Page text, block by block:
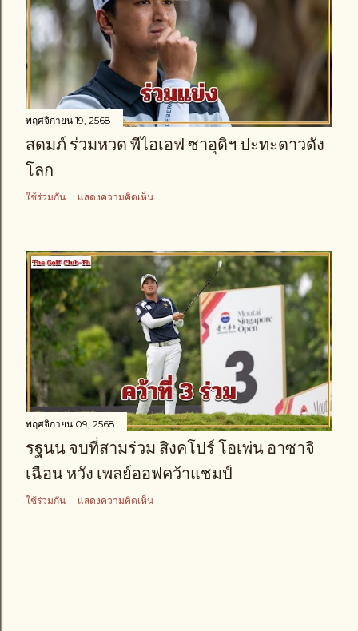
พฤศจิกายน 19, 2568
สดมภ์ ร่วมหวด พีไอเอฟ ซาอุดิฯ ปะทะดาวดัง
โลก
ใช้ร่วมกัน แสดงความคิดเห็น
พฤศจิกายน 09, 2568
รฐนน จบที่สามร่วม สิงคโปร์ โอเพ่น อาซาจิ
เฉือน หวัง เพลย์ออฟคว้าแชมป์
ใช้ร่วมกัน แสดงความคิดเห็น